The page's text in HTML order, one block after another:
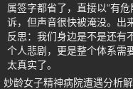
属签字都省了，直接以“有
诉，但声音很快被淹没。出
反思：我们身边是不是还有
个人悲剧，更是整个体系需
太真实了。
妙龄女子精神病院遭遇分析